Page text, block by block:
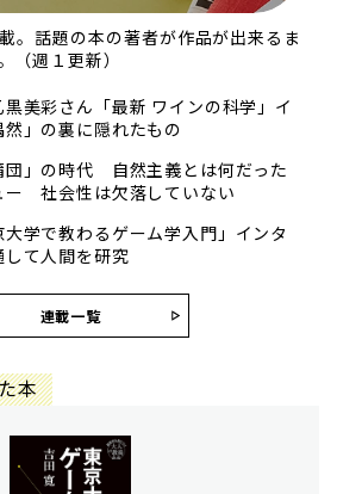
。話題の本の著者が作品が出来るま
（週１更新）
美彩さん「最新 ワインの科学」イ
」の裏に隠れたもの
団」の時代 自然主義とは何だった
ー 社会性は欠落していない
学で教わるゲーム学入門」インタ
て人間を研究
連載一覧
本